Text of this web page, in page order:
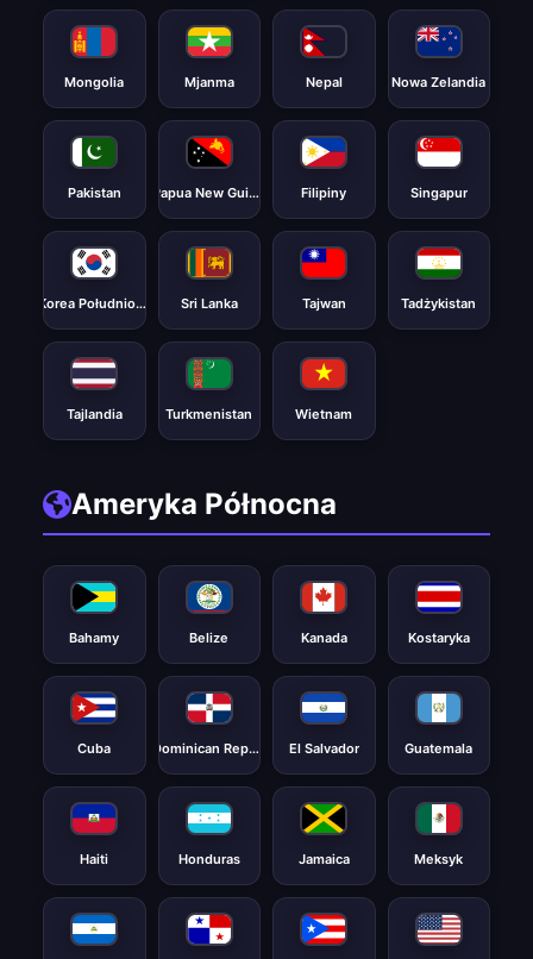
Mongolia Mjanma Nepal Nowa Zelandia
Pakistan Papua New Guinea Filipiny Singapur
Korea Południowa Sri Lanka Tajwan Tadżykistan
Tajlandia Turkmenistan Wietnam
Ameryka Północna
Bahamy Belize Kanada Kostaryka
Cuba Dominican Republic El Salvador Guatemala
Haiti Honduras Jamaica Meksyk